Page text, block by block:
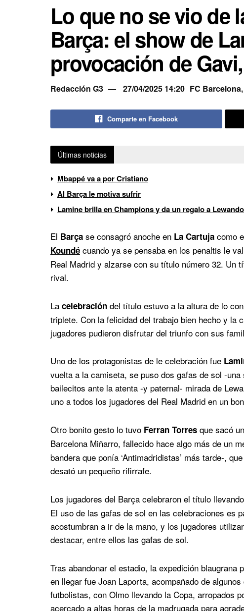
Lo que no se vio de
Barça: el show de
provocación de
Redacción G3 27/04/2025 14:20 FC Barcelona,
Comparte en Facebook
Últimas noticias
Mbappé va a por Cristiano
Al Barça le motiva sufrir
Lamine brilla en Champions y da un regalo a
El Barça se consagró anoche en La Cartuja como
Koundé cuando ya se pensaba en los penaltis le
Real Madrid y alzarse con su título número 32. Un
rival.
La celebración del título estuvo a la altura de lo
triplete. Con la felicidad del trabajo bien hecho y la
jugadores pudieron disfrutar del triunfo con sus
Uno de los protagonistas de le celebración fue
vuelta a la camiseta, se puso dos gafas de sol -
bailecitos ante la atenta -y paternal- mirada de
uno a todos los jugadores del Real Madrid en un
Otro bonito gesto lo tuvo Ferran Torres que sacó
Barcelona Miñarro, fallecido hace algo más de un
bandera que ponía ‘Antimadridistas’ más tarde-,
desató un pequeño rifirrafe.
Los jugadores del Barça celebraron el título
El uso de las gafas de sol en las celebraciones es
acostumbran a ir de la mano, y los jugadores
destacar, entre ellos las gafas de sol.
Tras abandonar el estadio, la expedición
en llegar fue Joan Laporta, acompañado de
futbolistas, con Olmo llevando la Copa, arropados
acercado a altas horas de la madrugada para